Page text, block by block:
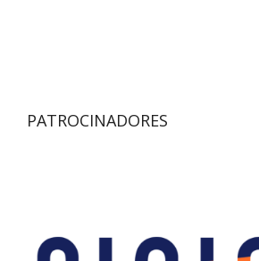
PATROCINADORES